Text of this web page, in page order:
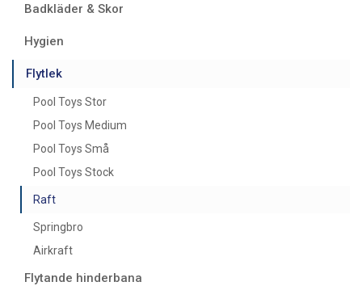
Badkläder & Skor
Hygien
Flytlek
Pool Toys Stor
Pool Toys Medium
Pool Toys Små
Pool Toys Stock
Raft
Springbro
Airkraft
Flytande hinderbana